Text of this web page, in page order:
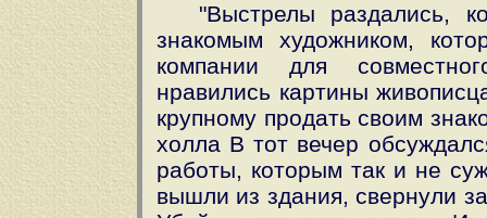
"Выстрелы раздались,
знакомым художником,
компании для
нравились картины
крупному продать своим
холла В тот вечер
работы, которым так и не
вышли из здания, свернули